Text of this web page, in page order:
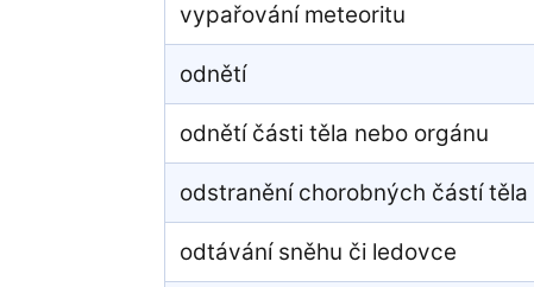
vypařování meteoritu
odnětí
odnětí části těla nebo orgánu
odstranění chorobných částí těla
odtávání sněhu či ledovce